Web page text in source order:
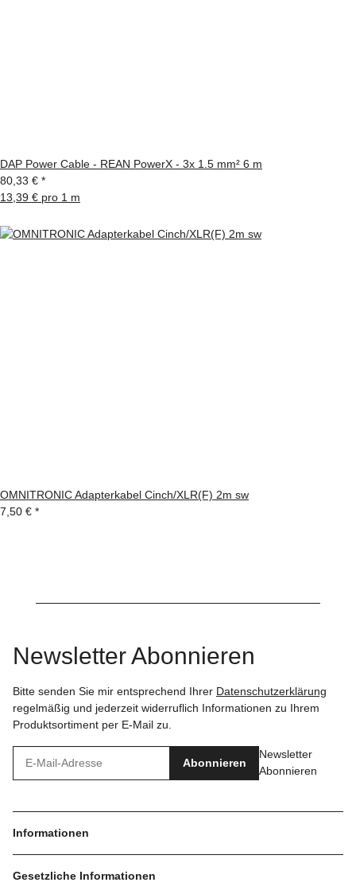
DAP Power Cable - REAN PowerX - 3x 1.5 mm² 6 m
80,33 € *
13,39 € pro 1 m
OMNITRONIC Adapterkabel Cinch/XLR(F) 2m sw
7,50 € *
Newsletter Abonnieren
Bitte senden Sie mir entsprechend Ihrer Datenschutzerklärung
regelmäßig und jederzeit widerruflich Informationen zu Ihrem
Produktsortiment per E-Mail zu.
Abonnieren
Newsletter
Abonnieren
Informationen
Gesetzliche Informationen